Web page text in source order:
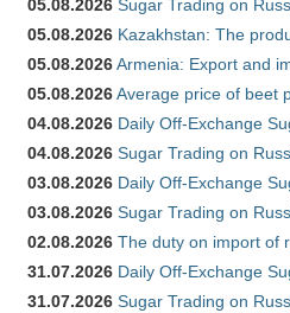
05.08.2026 Sugar Trading on
05.08.2026 Kazakhstan: The
05.08.2026Armenia: Export and
05.08.2026Average price of beet
04.08.2026 Daily Off-Exchange
04.08.2026 Sugar Trading on
03.08.2026 Daily Off-Exchange
03.08.2026 Sugar Trading on
02.08.2026 The duty on import of
31.07.2026 Daily Off-Exchange
31.07.2026 Sugar Trading on